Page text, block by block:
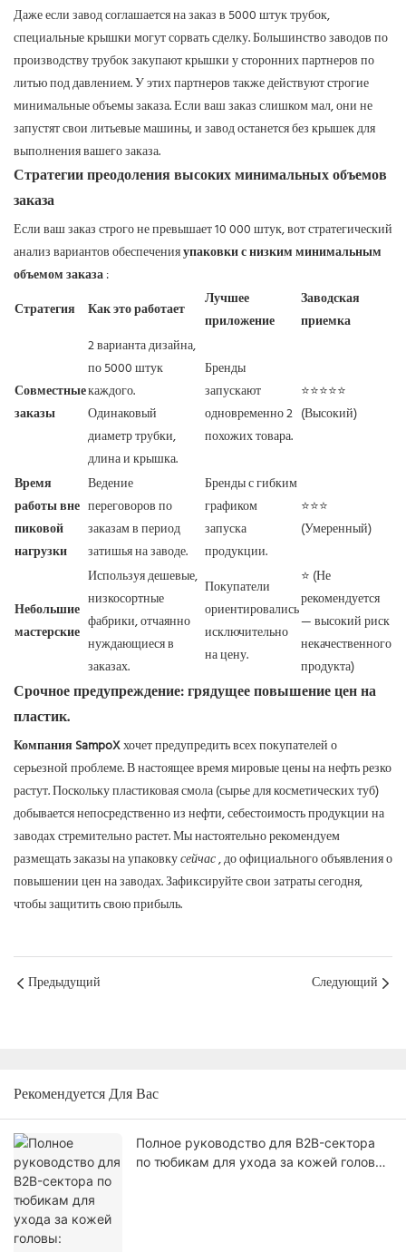
Даже если завод соглашается на заказ в 5000 штук трубок,
специальные крышки могут сорвать сделку. Большинство заводов по
производству трубок закупают крышки у сторонних партнеров по
литью под давлением. У этих партнеров также действуют строгие
минимальные объемы заказа. Если ваш заказ слишком мал, они не
запустят свои литьевые машины, и завод останется без крышек для
выполнения вашего заказа.
Стратегии преодоления высоких минимальных объемов
заказа
Если ваш заказ строго не превышает 10 000 штук, вот стратегический
анализ вариантов обеспеченияупаковки с низким минимальным
объемом заказа:
Стратегия
Как это работает
Лучшее
приложение
Заводская
приемка
Совместные
заказы
2 варианта дизайна,
по 5000 штук
каждого.
Одинаковый
диаметр трубки,
длина и крышка.
Бренды
запускают
одновременно 2
похожих товара.
⭐⭐⭐⭐⭐
(Высокий)
Время
работы вне
пиковой
нагрузки
Ведение
переговоров по
заказам в период
затишья на заводе.
Бренды с гибким
графиком
запуска
продукции.
⭐⭐⭐
(Умеренный)
Небольшие
мастерские
Используя дешевые,
низкосортные
фабрики, отчаянно
нуждающиеся в
заказах.
Покупатели
ориентировались
исключительно
на цену.
⭐ (Не
рекомендуется
— высокий риск
некачественного
продукта)
Срочное предупреждение: грядущее повышение цен на
пластик.
Компания SampoXхочет предупредить всех покупателей о
серьезной проблеме. В настоящее время мировые цены на нефть резко
растут. Поскольку пластиковая смола (сырье для косметических туб)
добывается непосредственно из нефти, себестоимость продукции на
заводах стремительно растет. Мы настоятельно рекомендуем
размещать заказы на упаковкусейчас, до официального объявления о
повышении цен на заводах. Зафиксируйте свои затраты сегодня,
чтобы защитить свою прибыль.
Предыдущий Следующий
Рекомендуется Для Вас
Полное руководство для B2B-сектора
по тюбикам для ухода за кожей головы: